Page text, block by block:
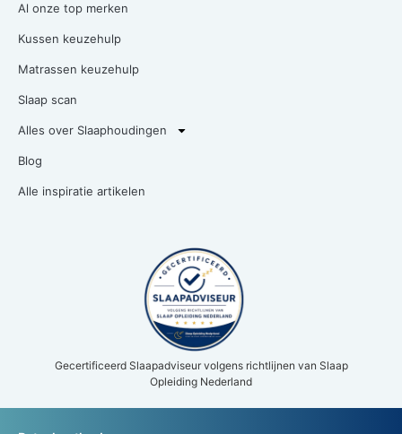
Al onze top merken
Kussen keuzehulp
Matrassen keuzehulp
Slaap scan
Alles over Slaaphoudingen
Blog
Alle inspiratie artikelen
Gecertificeerd Slaapadviseur volgens richtlijnen van Slaap
Opleiding Nederland